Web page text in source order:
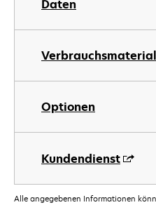
Daten
Optionen
Kundendienst
Alle angegebenen Informationen